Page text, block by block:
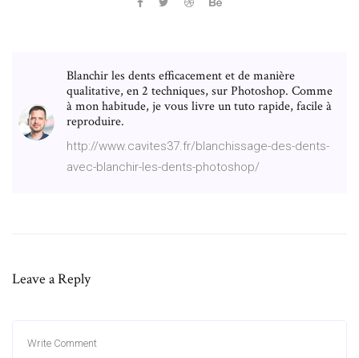
Blanchir les dents efficacement et de manière
qualitative, en 2 techniques, sur Photoshop. Comme
à mon habitude, je vous livre un tuto rapide, facile à
reproduire.
http://www.cavites37.fr/blanchissage-des-dents-
avec-blanchir-les-dents-photoshop/
Leave a Reply